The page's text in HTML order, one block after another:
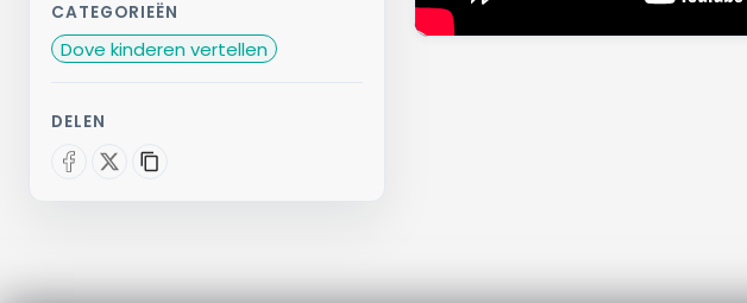
CATEGORIEËN
Dove kinderen vertellen
DELEN